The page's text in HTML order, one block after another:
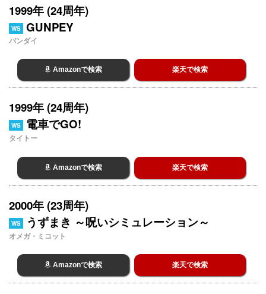
1999年 (24周年)
WS GUNPEY
バンダイ
Amazonで検索 楽天で検索
1999年 (24周年)
WS 電車でGO!
タイトー
Amazonで検索 楽天で検索
2000年 (23周年)
WS うずまき ～呪いシミュレーション～
オメガ・ミコット
Amazonで検索 楽天で検索